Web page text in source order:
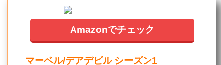
Amazonでチェック
マーベル/デアデビル シーズン1